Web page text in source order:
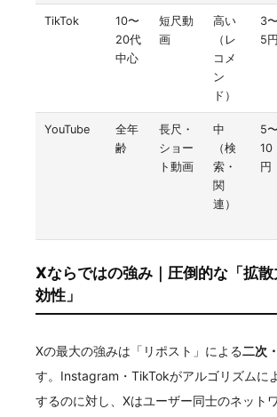
TikTok
10〜
20代
中心
短尺動
画
高い
（レ
コメ
ン
ド）
3〜
5円
YouTube
全年
齢
長尺・
ショー
ト動画
中
（検
索・
関
連）
5〜
10
円
Xならではの強み｜圧倒的な「拡
効性」
Xの最大の強みは「リポスト」による二次
す。Instagram・TikTokがアルゴリズムに
するのに対し、Xはユーザー同士のネット